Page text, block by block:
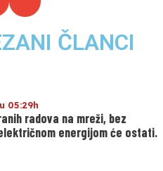
ČLANCI
05:29h
radova na mreži, bez
energijom će ostati.